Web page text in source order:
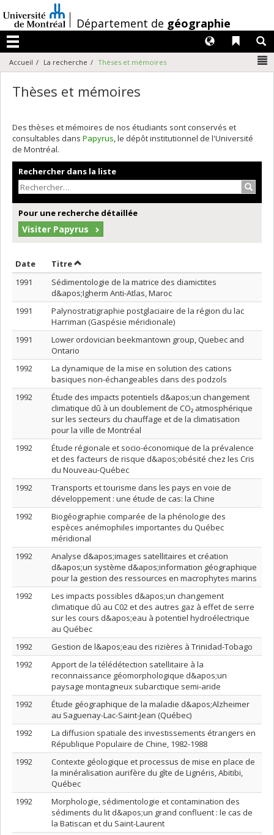
au
contenu
/Département de géographie
Menu
Liens
Langues
Accueil La recherche Thèses et mémoires
Thèses et mémoires
Des thèses et mémoires de nos étudiants sont conservés et
consultables dans Papyrus, le dépôt institutionnel de l'Université
de Montréal.
Rechercher dans la liste
Pour une recherche détaillée
Visiter Papyrus
Date Trier par date en ordre décroissant
TitreTrier par titre en ordre décroissant
1991
Sédimentologie de la matrice des diamictites
d&apos;Igherm Anti-Atlas, Maroc
1991
Palynostratigraphie postglaciaire de la région du lac
Harriman (Gaspésie méridionale)
1991
Lower ordovician beekmantown group, Quebec and
Ontario
1992
La dynamique de la mise en solution des cations
basiques non-échangeables dans des podzols
1992
Étude des impacts potentiels d&apos;un changement
climatique dû à un doublement de CO₂ atmosphérique
sur les secteurs du chauffage et de la climatisation
pour la ville de Montréal
1992
Étude régionale et socio-économique de la prévalence
et des facteurs de risque d&apos;obésité chez les Cris
du Nouveau-Québec
1992
Transports et tourisme dans les pays en voie de
développement : une étude de cas: la Chine
1992
Biogéographie comparée de la phénologie des
espèces anémophiles importantes du Québec
méridional
1992
Analyse d&apos;images satellitaires et création
d&apos;un système d&apos;information géographique
pour la gestion des ressources en macrophytes marins
1992
Les impacts possibles d&apos;un changement
climatique dû au C02 et des autres gaz à effet de serre
sur les cours d&apos;eau à potentiel hydroélectrique
au Québec
1992
Gestion de l&apos;eau des rizières à Trinidad-Tobago
1992
Apport de la télédétection satellitaire à la
reconnaissance géomorphologique d&apos;un
paysage montagneux subarctique semi-aride
1992
Étude géographique de la maladie d&apos;Alzheimer
au Saguenay-Lac-Saint-Jean (Québec)
1992
La diffusion spatiale des investissements étrangers en
République Populaire de Chine, 1982-1988
1992
Contexte géologique et processus de mise en place de
la minéralisation aurifère du gîte de Lignéris, Abitibi,
Québec
1992
Morphologie, sédimentologie et contamination des
sédiments du lit d&apos;un grand confluent : le cas de
la Batiscan et du Saint-Laurent